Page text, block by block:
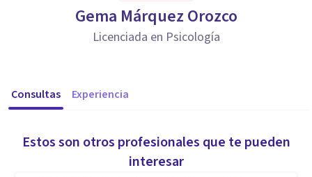
Gema Márquez Orozco
Licenciada en Psicología
Consultas Experiencia
Estos son otros profesionales que te pueden
interesar